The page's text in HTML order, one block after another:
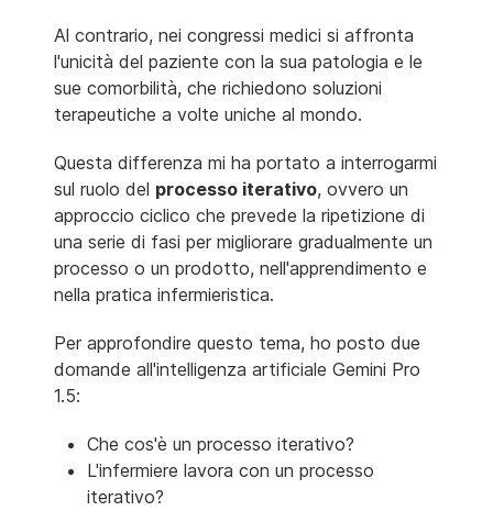
Al contrario, nei congressi medici si affronta
l'unicità del paziente con la sua patologia e le
sue comorbilità, che richiedono soluzioni
terapeutiche a volte uniche al mondo.
Questa differenza mi ha portato a interrogarmi
sul ruolo del processo iterativo, ovvero un
approccio ciclico che prevede la ripetizione di
una serie di fasi per migliorare gradualmente un
processo o un prodotto, nell'apprendimento e
nella pratica infermieristica.
Per approfondire questo tema, ho posto due
domande all'intelligenza artificiale Gemini Pro
1.5:
Che cos'è un processo iterativo?
L'infermiere lavora con un processo
iterativo?